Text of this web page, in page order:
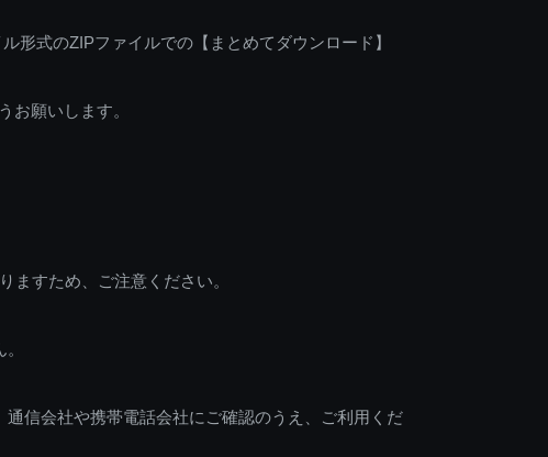
形式のZIPファイルでの【まとめてダウンロード】
願いします。
ますため、ご注意ください。
信会社や携帯電話会社にご確認のうえ、ご利用くだ